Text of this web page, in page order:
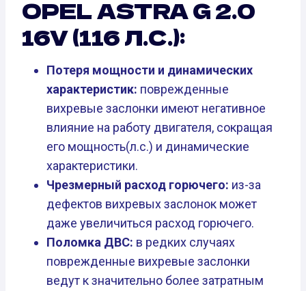
OPEL ASTRA G 2.0
16V (116 Л.С.):
Потеря мощности и динамических
характеристик: поврежденные
вихревые заслонки имеют негативное
влияние на работу двигателя, сокращая
его мощность(л.с.) и динамические
характеристики.
Чрезмерный расход горючего: из-за
дефектов вихревых заслонок может
даже увеличиться расход горючего.
Поломка ДВС: в редких случаях
поврежденные вихревые заслонки
ведут к значительно более затратным